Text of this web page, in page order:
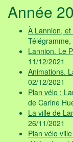
Année
À Lannion,
Lannion. Le
11/12/2021
Animations.
02/12/2021
Plan vélo :
de Carine
La ville de
26/11/2021
Plan vélo